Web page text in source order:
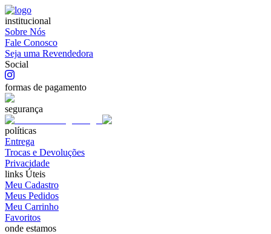
institucional
Sobre Nós
Fale Conosco
Seja uma Revendedora
Social
formas de pagamento
segurança
políticas
Entrega
Trocas e Devoluções
Privacidade
links Úteis
Meu Cadastro
Meus Pedidos
Meu Carrinho
Favoritos
onde estamos